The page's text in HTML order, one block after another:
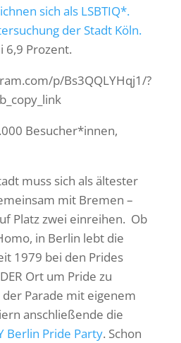
sich als LSBTIQ*.
der Stadt Köln.
6,9 Prozent.
p/Bs3QQLYHqj1/?
Besucher*innen,
muss sich als ältester
mit Bremen –
Platz zwei einreihen. Ob
in Berlin lebt die
1979 bei den Prides
Ort um Pride zu
Parade mit eigenem
anschließende die
Berlin Pride Party. Schon